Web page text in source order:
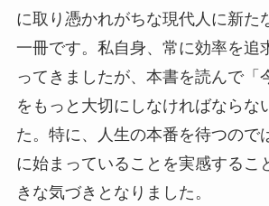
に取り憑かれがちな現代人に新た
一冊です。私自身、常に効率を追
ってきましたが、本書を読んで「
をもっと大切にしなければならな
た。特に、人生の本番を待つので
に始まっていることを実感するこ
きな気づきとなりました。